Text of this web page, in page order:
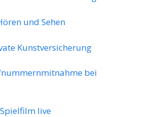
und Sehen
Kunstversicherung
bei
live